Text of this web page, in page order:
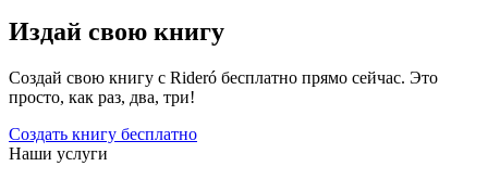
Издай свою книгу
Создай свою книгу с Rideró бесплатно прямо сейчас. Это
просто, как раз, два, три!
Создать книгу бесплатно
Наши услуги